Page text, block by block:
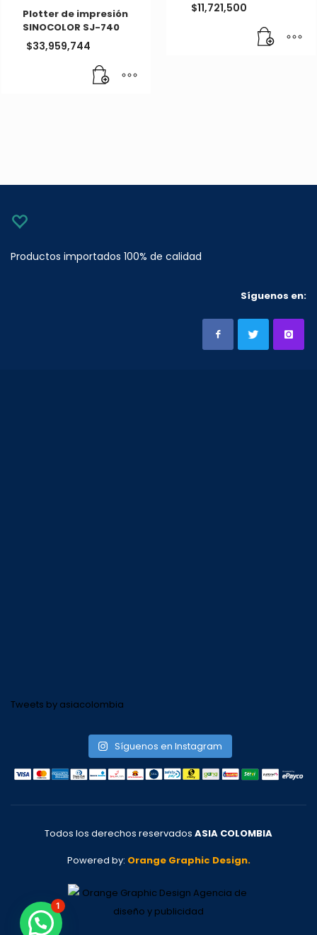
Plotter de impresión
SINOCOLOR SJ-740
$33,959,744
$11,721,500
Productos importados 100% de calidad
Síguenos en:
Tweets by asiacolombia
Síguenos en Instagram
Todos los derechos reservados ASIA COLOMBIA
Powered by: Orange Graphic Design.
1